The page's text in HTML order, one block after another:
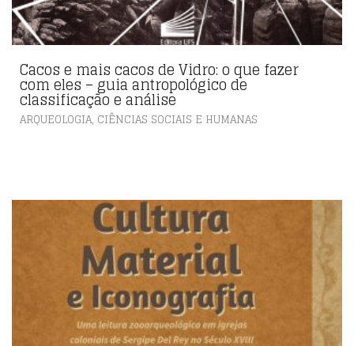
Cacos e mais cacos de Vidro: o que fazer
com eles – guia antropológico de
classificação e análise
ARQUEOLOGIA, CIÊNCIAS SOCIAIS E HUMANAS